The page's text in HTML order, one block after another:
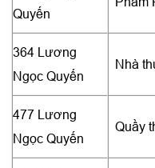
Quyến
364 Lương
Ngọc Quyến
Nhà
477 Lương
Ngọc Quyến
Quầy